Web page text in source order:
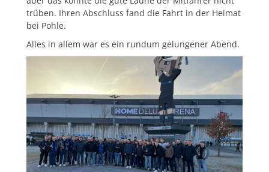
trüben. Ihren Abschluss fand die Fahrt in der Heimat
bei Pohle.
Alles in allem war es ein rundum gelungener Abend.